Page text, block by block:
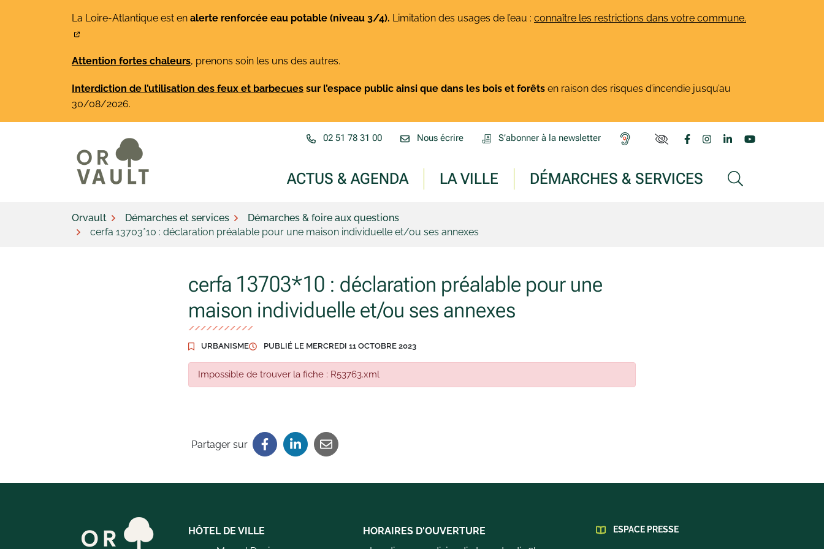
La Loire-Atlantique est en alerte renforcée eau potable (niveau 3/4). Limitation des usages de l’eau : connaître les restrictions dans votre commune.
Attention fortes chaleurs, prenons soin les uns des autres.
Interdiction de l’utilisation des feux et barbecues sur l’espace public ainsi que dans les bois et forêts en raison des risques d’incendie jusqu’au
30/08/2026.
02 51 78 31 00 Nous écrire S’abonner à la newsletter Lien vers le compte Facebook
Lien vers le compte
Lien vers le compte
Lien vers la
ACTUS & AGENDA LA VILLE DÉMARCHES & SERVICES
AFFICHER LA
Orvault Démarches et services
Démarches & foire aux questions
cerfa 13703*10 : déclaration préalable pour une maison individuelle et/ou ses annexes
cerfa 13703*10 : déclaration préalable pour une
maison individuelle et/ou ses annexes
URBANISME PUBLIÉ LE MERCREDI 11 OCTOBRE 2023
Impossible de trouver la fiche : R53763.xml
Partager sur
HÔTEL DE VILLE
HORAIRES D'OUVERTURE
ESPACE PRESSE